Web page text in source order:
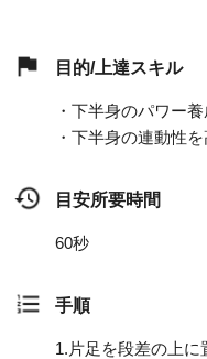
目的/上達スキル
・下半身のパワー
・下半身の連動性
目安所要時間
60秒
手順
1. 片足を段差の上に